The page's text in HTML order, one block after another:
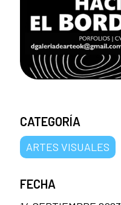
CATEGORÍA
ARTES VISUALES
FECHA